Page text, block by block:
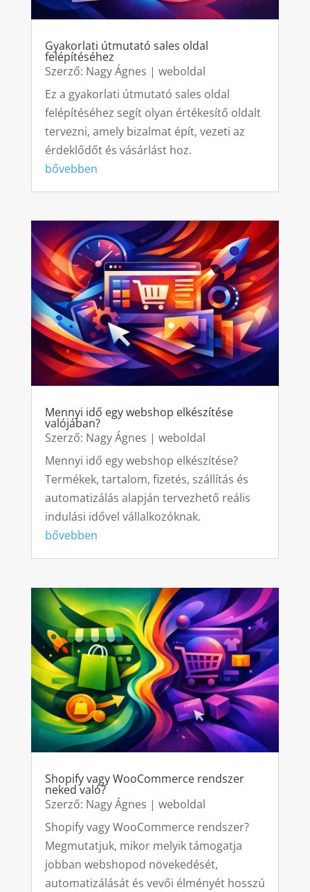
Gyakorlati útmutató sales oldal
felépítéséhez
Szerző: Nagy Ágnes | weboldal
Ez a gyakorlati útmutató sales oldal
felépítéséhez segít olyan értékesítő oldalt
tervezni, amely bizalmat épít, vezeti az
érdeklődőt és vásárlást hoz.
bővebben
Mennyi idő egy webshop elkészítése
valójában?
Szerző: Nagy Ágnes | weboldal
Mennyi idő egy webshop elkészítése?
Termékek, tartalom, fizetés, szállítás és
automatizálás alapján tervezhető reális
indulási idővel vállalkozóknak.
bővebben
Shopify vagy WooCommerce rendszer
neked való?
Szerző: Nagy Ágnes | weboldal
Shopify vagy WooCommerce rendszer?
Megmutatjuk, mikor melyik támogatja
jobban webshopod növekedését,
automatizálását és vevői élményét hosszú